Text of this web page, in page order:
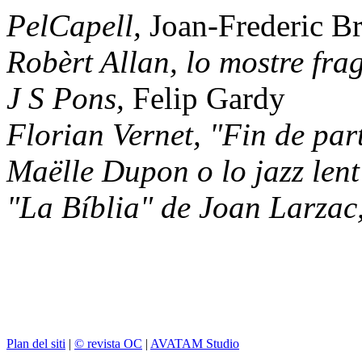
PelCapell, Joan-Frederic
Robèrt Allan, lo mostre
J S Pons, Felip Gardy
Florian Vernet, "Fin de
Maëlle Dupon o lo jazz
"La Bíblia" de Joan
Plan del siti | © revista OC | AVATAM Studio